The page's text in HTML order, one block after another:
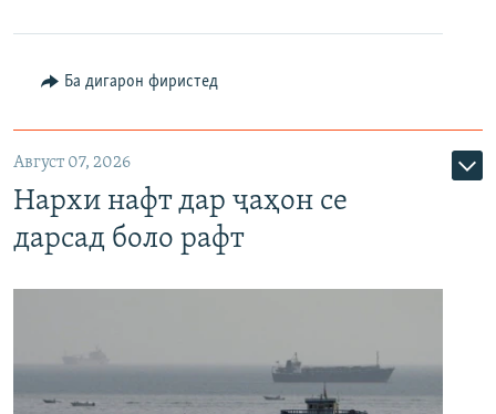
Ба дигарон фиристед
Август 07, 2026
Нархи нафт дар ҷаҳон се
дарсад боло рафт